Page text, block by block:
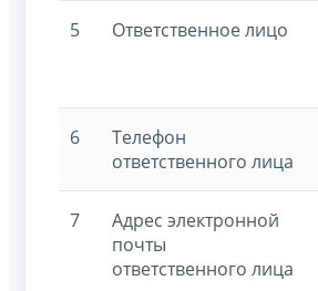
5 Ответственное лицо
6
Телефон
ответственного лица
7
Адрес электронной
почты
ответственного лица